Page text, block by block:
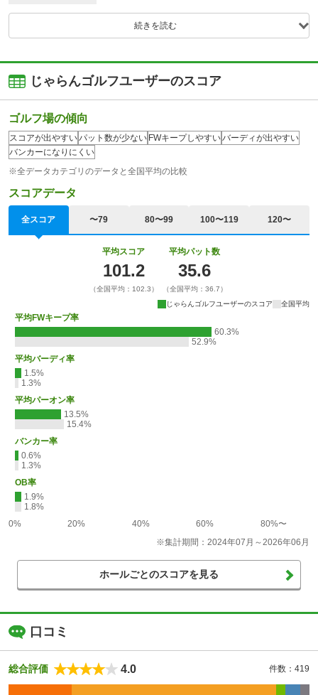
続きを読む
じゃらんゴルフユーザーのスコア
ゴルフ場の傾向
スコアが出やすいパット数が少ない FWキープしやすいバーディが出やすい
バンカーになりにくい
※全データカテゴリのデータと全国平均の比較
スコアデータ
全スコア 〜79 80〜99 100〜119 120〜
平均スコア
101.2
（全国平均：102.3）
平均パット数
35.6
（全国平均：36.7）
じゃらんゴルフユーザーのスコア
全国平均
平均FWキープ率
60.3%
52.9%
平均バーディ率
1.5%
1.3%
平均パーオン率
13.5%
15.4%
バンカー率
0.6%
1.3%
OB率
1.9%
1.8%
0%
20% 40% 60%
80%〜
※集計期間：2024年07月～2026年06月
ホールごとのスコアを見る
口コミ
総合評価 4.0 件数：419